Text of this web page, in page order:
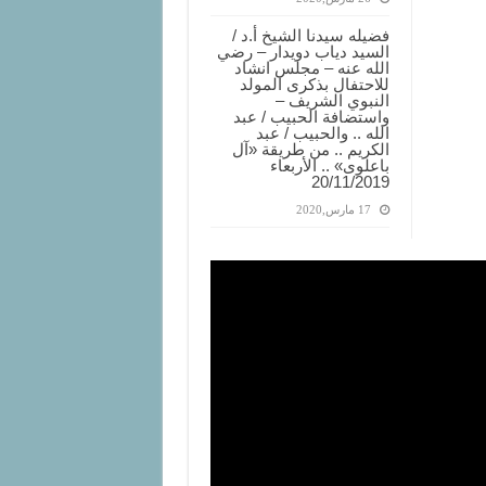
فضيله سيدنا الشيخ أ.د /
السيد دياب دويدار – رضي
الله عنه – مجلس انشاد
للاحتفال بذكرى المولد
النبوي الشريف –
واستضافة الحبيب / عبد
الله .. والحبيب / عبد
الكريم .. من طريقة «آل
باعلوى» .. الأربعاء
20/11/2019
17 مارس,2020